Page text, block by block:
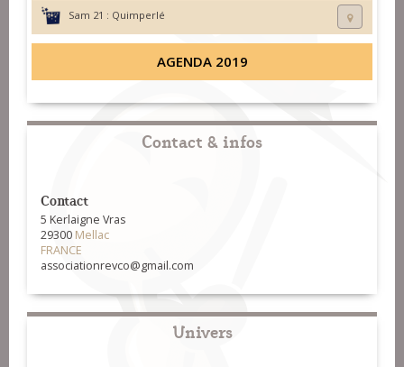
Sam 21 : Quimperlé
AGENDA 2019
Contact & infos
Contact
5 Kerlaigne Vras
29300 Mellac
FRANCE
associationrevco@gmail.com
Univers